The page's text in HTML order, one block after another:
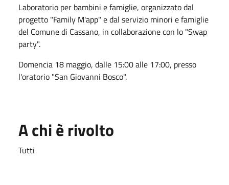
Laboratorio per bambini e famiglie, organizzato dal
progetto "Family M'app" e dal servizio minori e famiglie
del Comune di Cassano, in collaborazione con lo "Swap
party".
Domencia 18 maggio, dalle 15:00 alle 17:00, presso
l'oratorio "San Giovanni Bosco".
A chi è rivolto
Tutti